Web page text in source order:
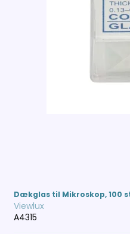
Dækglas til Mikroskop, 100
Viewlux
A4315